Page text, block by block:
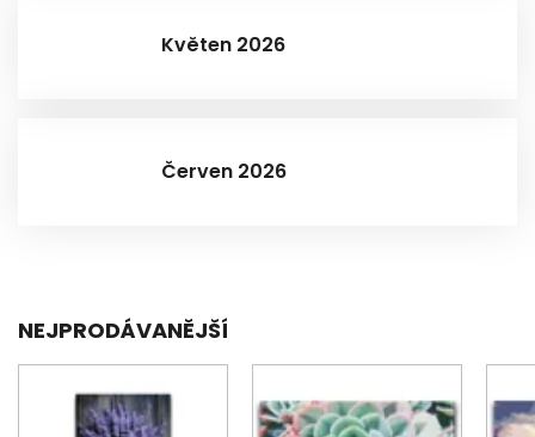
Květen 2026
Červen 2026
NEJPRODÁVANĚJŠÍ